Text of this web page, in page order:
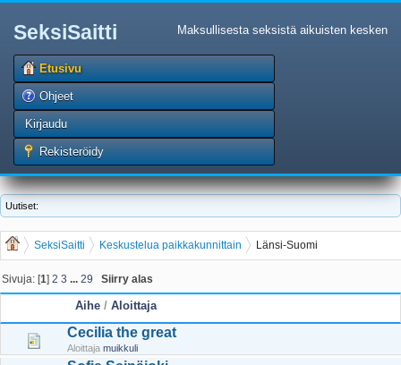
SeksiSaitti Maksullisesta seksistä aikuisten kesken
Etusivu
Ohjeet
Kirjaudu
Rekisteröidy
Uutiset:
SeksiSaitti Keskustelua paikkakunnittain Länsi-Suomi
Sivuja: [1]2 3 ...29 Siirry alas
Aihe / Aloittaja
Cecilia the great
Aloittaja muikkuli